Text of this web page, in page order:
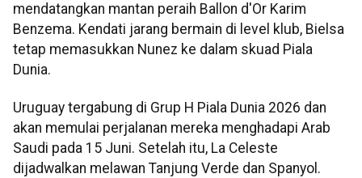
mendatangkan mantan peraih Ballon d'Or Karim
Benzema. Kendati jarang bermain di level klub, Bielsa
tetap memasukkan Nunez ke dalam skuad Piala
Dunia.
Uruguay tergabung di Grup H Piala Dunia 2026 dan
akan memulai perjalanan mereka menghadapi Arab
Saudi pada 15 Juni. Setelah itu, La Celeste
dijadwalkan melawan Tanjung Verde dan Spanyol.